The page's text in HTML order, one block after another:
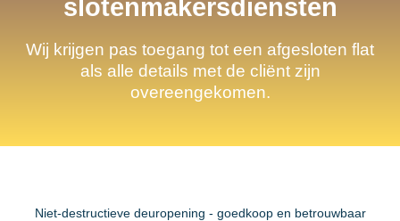
slotenmakersdiensten
Wij krijgen pas toegang tot een afgesloten flat
als alle details met de cliënt zijn
overeengekomen.
Niet-destructieve deuropening - goedkoop en betrouwbaar